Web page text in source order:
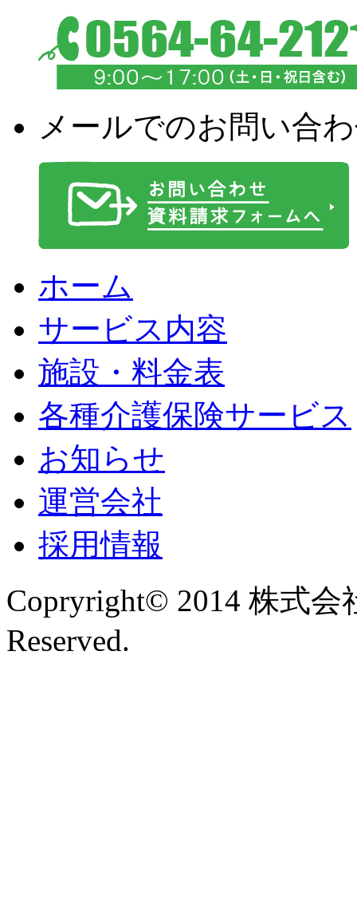
メールでのお問い合
ホーム
サービス内容
施設・料金表
各種介護保険サービス
お知らせ
運営会社
採用情報
Copryright© 2014 株式
Reserved.